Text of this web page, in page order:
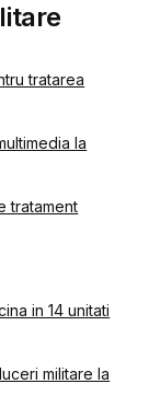
tratarea
la
tratament
in 14 unitati
militare la